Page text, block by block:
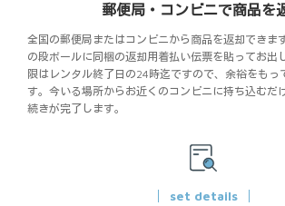
郵便局・コンビニで商品を
全国の郵便局またはコンビニから商品を返却できま
の段ボールに同梱の返却用着払い伝票を貼ってお出
限はレンタル終了日の24時迄ですので、余裕をもっ
す。今いる場所からお近くのコンビニに持ち込むだ
続きが完了します。
set details